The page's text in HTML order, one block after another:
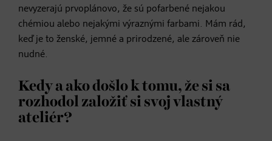
nevyzerajú prvoplánovo, že sú pofarbené nejakou
chémiou alebo nejakými výraznými farbami. Mám rád,
keď je to ženské, jemné a prirodzené, ale zároveň nie
nudné.
Kedy a ako došlo k tomu, že si sa
rozhodol založiť si svoj vlastný
ateliér?